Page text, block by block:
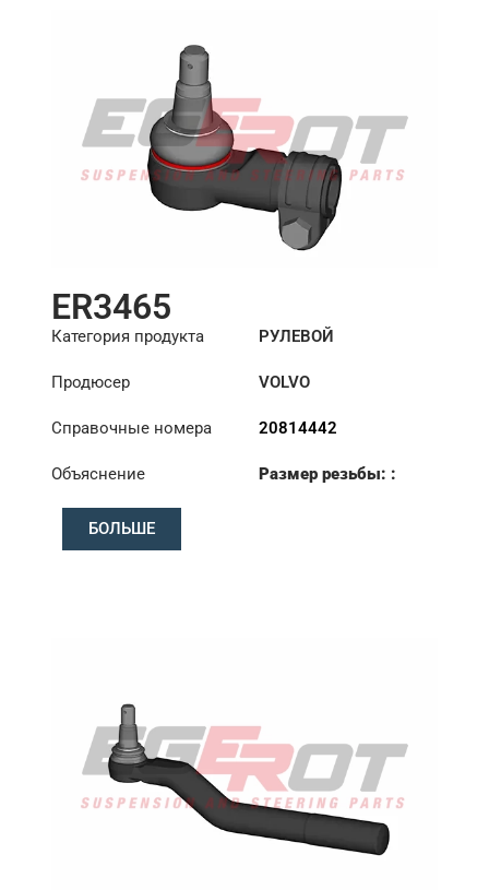
ER3465
Категория продукта
РУЛЕВОЙ
Продюсер
VOLVO
Справочные номера 20814442
Объяснение
Размер резьбы: :
БОЛЬШЕ